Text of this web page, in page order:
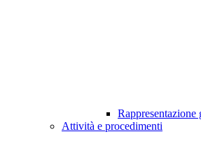
Rappresentazione
Attività e procedimenti